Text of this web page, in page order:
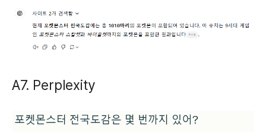
A7. Perplexity